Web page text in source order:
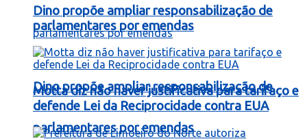
Dino propõe ampliar responsabilização de
parlamentares por emendas
Dino propõe ampliar responsabilização de
parlamentares por emendas
Motta diz não haver justificativa para tarifaço e
defende Lei da Reciprocidade contra EUA